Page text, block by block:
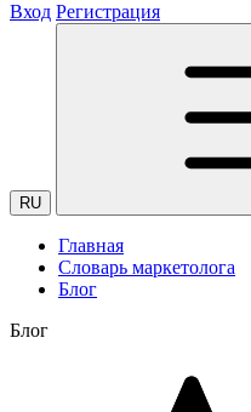
Вход Регистрация
RU
Главная
Словарь маркетолога
Блог
Блог